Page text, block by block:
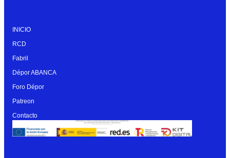
INICIO
RCD
Fabril
Dépor ABANCA
Foro Dépor
Patreon
Contacto